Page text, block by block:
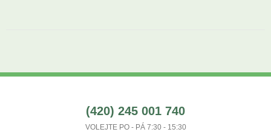
(420) 245 001 740
VOLEJTE PO - PÁ 7:30 - 15:30